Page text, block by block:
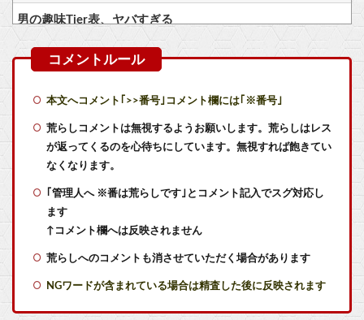
男の趣味Tier表、ヤバすぎる
ガンダムSEEDはなぜここまでの人気シリーズとなったのか
【必見】破界の星墓 全15クエストのガチパまとめが公開
【悲報】「オルクセン王国史」作者、激白ｗｗｗｗｗｗｗｗ
【画像】宮下愛(16歳・Gカップ)【ラブライブ！虹ヶ咲】
【急募】時間潰せるゲーム
本文へコメント｢>>番号｣コメント欄には｢※番号｣
荒らしコメントは無視するようお願いします。荒らしはレス
が返ってくるのを心待ちにしています。無視すれば飽きてい
なくなります。
｢管理人へ ※番は荒らしです｣とコメント記入でスグ対応し
ます
↑コメント欄へは反映されません
荒らしへのコメントも消させていただく場合があります
NGワードが含まれている場合は精査した後に反映されます